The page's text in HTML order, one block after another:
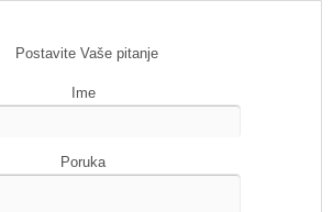
Postavite Vaše pitanje
Ime
Poruka